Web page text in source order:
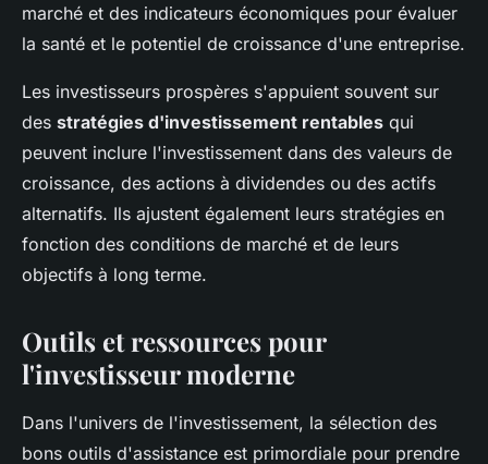
marché et des indicateurs économiques pour évaluer
la santé et le potentiel de croissance d'une entreprise.
Les investisseurs prospères s'appuient souvent sur
des stratégies d'investissement rentables qui
peuvent inclure l'investissement dans des valeurs de
croissance, des actions à dividendes ou des actifs
alternatifs. Ils ajustent également leurs stratégies en
fonction des conditions de marché et de leurs
objectifs à long terme.
Outils et ressources pour
l'investisseur moderne
Dans l'univers de l'investissement, la sélection des
bons outils d'assistance est primordiale pour prendre